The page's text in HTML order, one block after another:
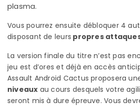
plasma.
Vous pourrez ensuite débloquer 4
disposant de leurs propres
La version finale du titre n’est pas
jeu est d’ores et déjà en accès
Assault Android Cactus proposera
niveaux au cours desquels votre
seront mis à dure épreuve. Vous